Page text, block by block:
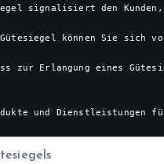
signalisiert den Kunden,
können Sie sich
zur Erlangung eines
und Dienstleistungen